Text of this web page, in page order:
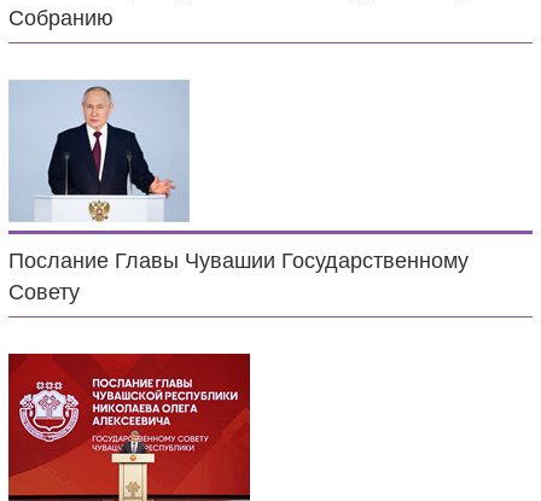
Собранию
Послание Главы Чувашии Государственному
Совету